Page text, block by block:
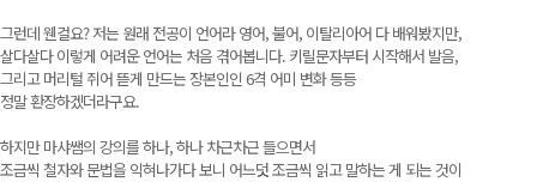
그런데 웬걸요? 저는 원래 전공이 언어라 영어, 불어, 이탈리아어 다 배워봤지만,
살다살다 이렇게 어려운 언어는 처음 겪어봅니다. 키릴문자부터 시작해서 발음,
그리고 머리털 쥐어 뜯게 만드는 장본인인 6격 어미 변화 등등
정말 환장하겠더라구요.
하지만 마샤쌤의 강의를 하나, 하나 차근차근 들으면서
조금씩 철자와 문법을 익혀나가다 보니 어느덧 조금씩 읽고 말하는 게 되는 것이